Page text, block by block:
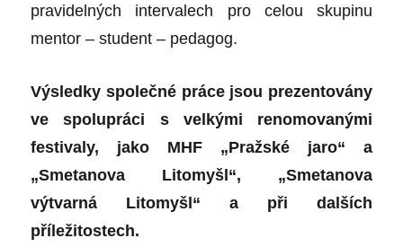
pravidelných intervalech pro celou skupinu
mentor – student – pedagog.
Výsledky společné práce jsou prezentovány
ve spolupráci s velkými renomovanými
festivaly, jako MHF „Pražské jaro“ a
„Smetanova Litomyšl“, „Smetanova
výtvarná Litomyšl“ a při dalších
příležitostech.